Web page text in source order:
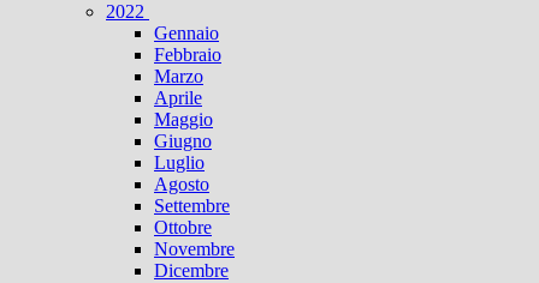
2022
Gennaio
Febbraio
Marzo
Aprile
Maggio
Giugno
Luglio
Agosto
Settembre
Ottobre
Novembre
Dicembre